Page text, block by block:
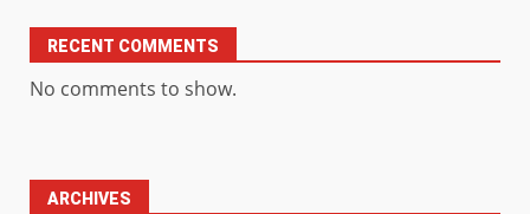
RECENT COMMENTS
No comments to show.
ARCHIVES